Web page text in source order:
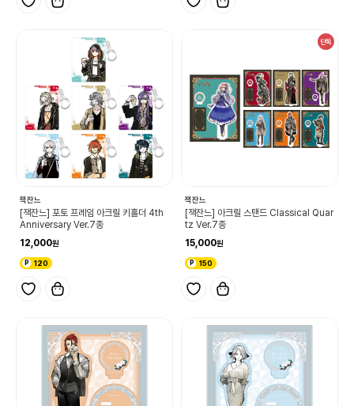
잭잔느
[잭잔느] 포토 프레임 아크릴 키홀더 4th
Anniversary Ver.7종
12,000
120
단독
잭잔느
[잭잔느] 아크릴 스탠드 Classical Quar
tz Ver.7종
15,000
150